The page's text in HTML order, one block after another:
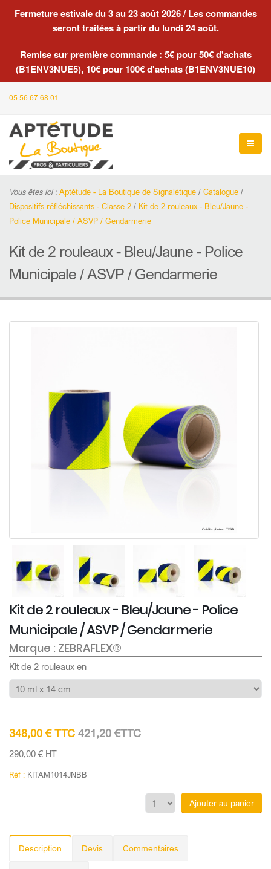
Fermeture estivale du 3 au 23 août 2026 / Les commandes
seront traitées à partir du lundi 24 août.
Remise sur première commande : 5€ pour 50€ d'achats
(B1ENV3NUE5), 10€ pour 100€ d'achats (B1ENV3NUE10)
05 56 67 68 01
Vous êtes ici :Aptétude - La Boutique de Signalétique / Catalogue /
Dispositifs réfléchissants - Classe 2 / Kit de 2 rouleaux - Bleu/Jaune -
Police Municipale / ASVP / Gendarmerie
Kit de 2 rouleaux - Bleu/Jaune - Police
Municipale / ASVP / Gendarmerie
Kit de 2 rouleaux - Bleu/Jaune - Police
Municipale / ASVP / Gendarmerie
Marque : ZEBRAFLEX®
Kit de 2 rouleaux en
348,00 € TTC 421,20 €TTC
290,00 € HT
Réf : KITAM1014JNBB
Ajouter au panier
Description Devis Commentaires